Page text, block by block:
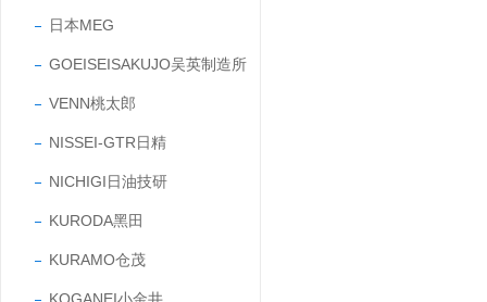
日本MEG
GOEISEISAKUJO吴英制造所
VENN桃太郎
NISSEI-GTR日精
NICHIGI日油技研
KURODA黑田
KURAMO仓茂